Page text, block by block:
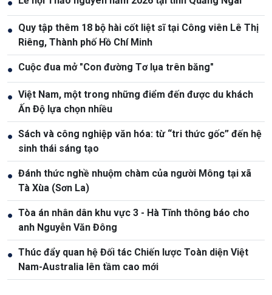
●
● Quy tập thêm 18 bộ hài cốt liệt sĩ tại Công viên Lê Thị
Riêng, Thành phố Hồ Chí Minh
● Cuộc đua mở "Con đường Tơ lụa trên băng"
● Việt Nam, một trong những điểm đến được du khách
Ấn Độ lựa chọn nhiều
● Sách và công nghiệp văn hóa: từ “tri thức gốc” đến hệ
sinh thái sáng tạo
● Đánh thức nghề nhuộm chàm của người Mông tại xã
Tà Xùa (Sơn La)
● Tòa án nhân dân khu vực 3 - Hà Tĩnh thông báo cho
anh Nguyễn Văn Đông
● Thúc đẩy quan hệ Đối tác Chiến lược Toàn diện Việt
Nam-Australia lên tầm cao mới